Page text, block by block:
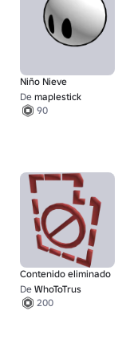
Niño Nieve
De maplestick
90
Contenido eliminado
De WhoToTrus
200